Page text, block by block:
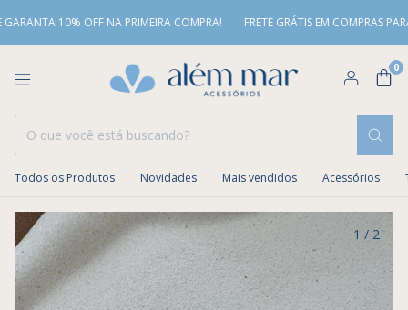
10% OFF NA PRIMEIRA COMPRA! FRETE GRÁTIS EM COMPRAS PARA O
0
Todos os Produtos Novidades Mais vendidos Acessórios
1 / 2